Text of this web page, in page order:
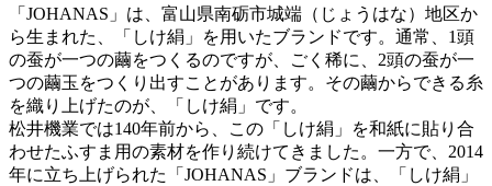
「JOHANAS」は、富山県南砺市城端（じょうはな）地区か
ら生まれた、「しけ絹」を用いたブランドです。通常、1頭
の蚕が一つの繭をつくるのですが、ごく稀に、2頭の蚕が一
つの繭玉をつくり出すことがあります。その繭からできる糸
を織り上げたのが、「しけ絹」です。
松井機業では140年前から、この「しけ絹」を和紙に貼り合
わせたふすま用の素材を作り続けてきました。一方で、2014
年に立ち上げられた「JOHANAS」ブランドは、「しけ絹」